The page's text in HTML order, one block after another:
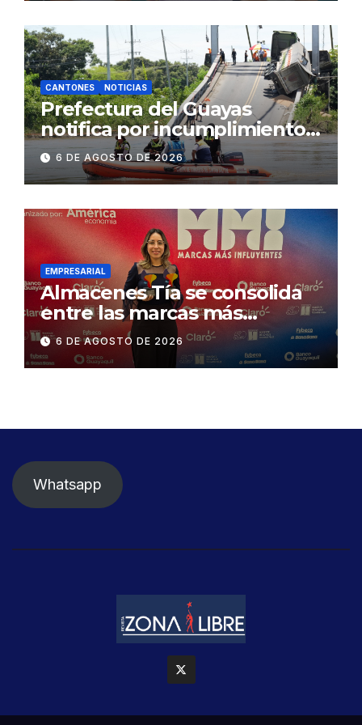
2.500 jóvenes
CANTONES NOTICIAS
Prefectura del Guayas
notifica por incumplimiento
contractual a la
Concesionaria CONORTE y
exige celeridad en
desmontaje del puente
Gonzalo Icaza Cornejo, en
Daule
6 DE AGOSTO DE 2026
EMPRESARIAL
Almacenes Tía se consolida
entre las marcas más
influyentes del Ecuador
6 DE AGOSTO DE 2026
Whatsapp